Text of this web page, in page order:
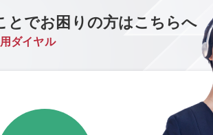
とでお困りの方はこちらへ
ダイヤル